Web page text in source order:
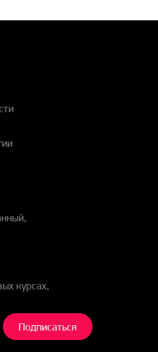
курсах,
Подписаться